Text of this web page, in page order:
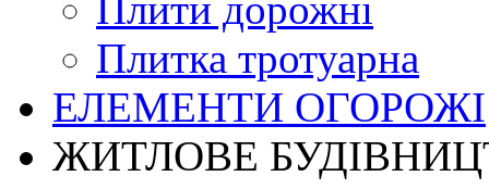
Плити дорожні
Плитка тротуарна
ЕЛЕМЕНТИ ОГОРОЖІ
ЖИТЛОВЕ